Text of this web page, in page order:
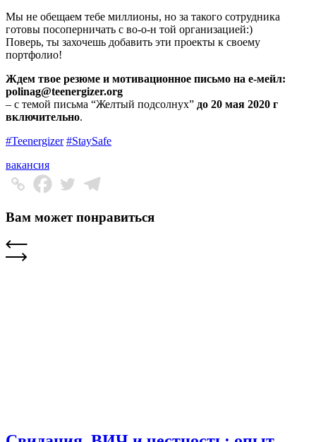
Мы не обещаем тебе миллионы, но за такого сотрудника
готовы посоперничать с во-о-н той организацией:)
Поверь, ты захочешь добавить эти проекты к своему
портфолио!
Ждем твое резюме и мотивационное письмо на е-мейл:
polinag@teenergizer.org
– с темой письма “Желтый подсолнух” до 20 мая 2020 г
включительно.
#Teenergizer #StaySafe
вакансия
Вам может понравиться